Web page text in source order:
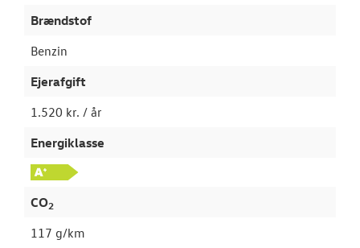
Brændstof
Benzin
Ejerafgift
1.520 kr. / år
Energiklasse
CO2
117 g/km